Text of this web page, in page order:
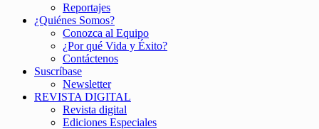
Reportajes
¿Quiénes Somos?
Conozca al Equipo
¿Por qué Vida y Éxito?
Contáctenos
Suscríbase
Newsletter
REVISTA DIGITAL
Revista digital
Ediciones Especiales